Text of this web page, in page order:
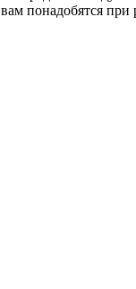
понадобятся при